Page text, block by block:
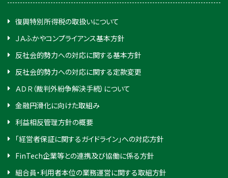
復興特別所得税の取扱いについて
ＪＡふかやコンプライアンス基本方針
反社会的勢力への対応に関する基本方針
反社会的勢力への対応に関する定款変更
ＡＤＲ（裁判外紛争解決手続）について
金融円滑化に向けた取組み
利益相反管理方針の概要
「経営者保証に関するガイドライン」への対応方針
FinTech企業等との連携及び協働に係る方針
組合員・利用者本位の業務運営に関する取組方針